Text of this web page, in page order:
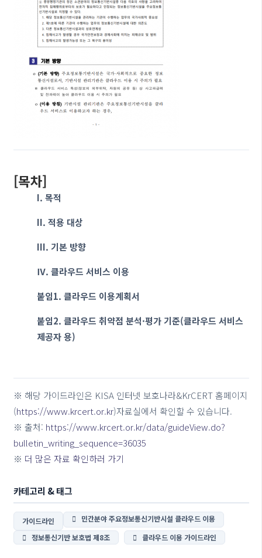
[목차]
I. 목적
II. 적용 대상
III. 기본 방향
Ⅳ. 클라우드 서비스 이용
붙임1. 클라우드 이용계획서
붙임2. 클라우드 취약점 분석·평가 기준(클라우드 서비스
제공자 용)
※ 해당 가이드라인은 KISA 인터넷 보호나라&KrCERT 홈페이지
(https://www.krcert.or.kr)자료실에서 확인할 수 있습니다.
※ 출처: https://www.krcert.or.kr/data/guideView.do?
bulletin_writing_sequence=36035
※ 더 많은 자료 확인하러 가기
카테고리 & 태그
가이드라인
민간분야 주요정보통신기반시설 클라우드 이용
정보통신기반 보호법 제8조
클라우드 이용 가이드라인